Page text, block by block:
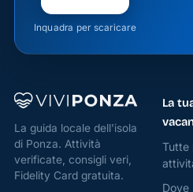
Inquadra per scaricare
La guida locale dell'isola
di Ponza. Attività
verificate, consigli veri,
Fidelity Card gratuita.
La
Tutte
Dove